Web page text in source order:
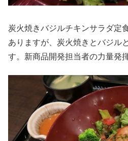
炭火焼きバジルチキンサラダ定
ありますが、炭火焼きとバジル
す。新商品開発担当者の力量発